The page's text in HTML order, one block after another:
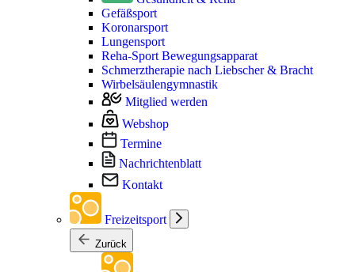
Gefäßsport
Koronarsport
Lungensport
Reha-Sport Bewegungsapparat
Schmerztherapie nach Liebscher & Bracht
Wirbelsäulengymnastik
Mitglied werden
Webshop
Termine
Nachrichtenblatt
Kontakt
Freizeitsport
Zurück